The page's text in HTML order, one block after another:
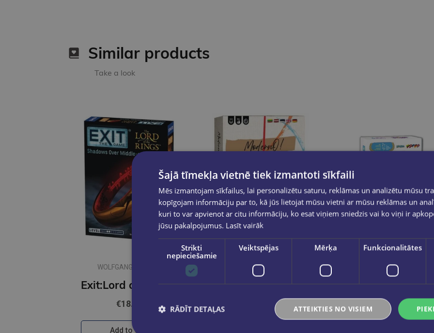
Similar products
Take a look
WOLFGANG KRAMER
€18.95
Add to cart
€34.95
Šajā tīmekļa vietnē tiek izmantoti sīkfaili
Mēs izmantojam sīkfailus, lai personalizētu saturu, reklāmas un analizētu mūsu
kopīgojam informāciju par to, kā jūs lietojat mūsu vietni ar mūsu reklāmas un
kuri to var apvienot ar citu informāciju, ko esat viņiem sniedzis vai ko viņi ir
jūsu pakalpojumus. Lasīt vairāk
Strikti
nepieciešamie
Veiktspējas Mērķa Funkcionalitātes
ATTEIKTIES NO VISIEM
RĀDĪT DETAĻAS